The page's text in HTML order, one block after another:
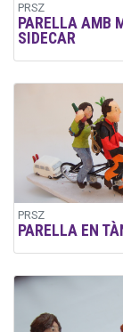
PRSZ
PARELLA AMB
SIDECAR
PRSZ
PARELLA EN